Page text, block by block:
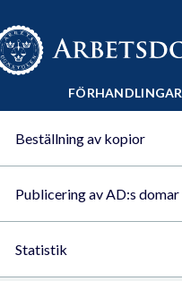
sidan x
FÖRHANDLINGAR
Beställning av kopior
Publicering av AD:s domar
Statistik